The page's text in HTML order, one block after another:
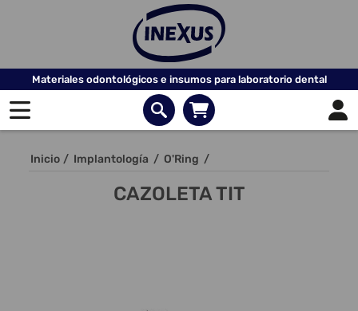
Materiales odontológicos e insumos para laboratorio dental
Inicio / Implantología / O'Ring /
CAZOLETA TIT